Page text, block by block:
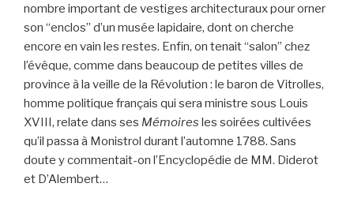
nombre important de vestiges architecturaux pour orner
son “enclos” d’un musée lapidaire, dont on cherche
encore en vain les restes. Enfin, on tenait “salon” chez
l’évêque, comme dans beaucoup de petites villes de
province à la veille de la Révolution : le baron de Vitrolles,
homme politique français qui sera ministre sous Louis
XVIII, relate dans ses Mémoires les soirées cultivées
qu’il passa à Monistrol durant l’automne 1788. Sans
doute y commentait-on l’Encyclopédie de MM. Diderot
et D’Alembert…